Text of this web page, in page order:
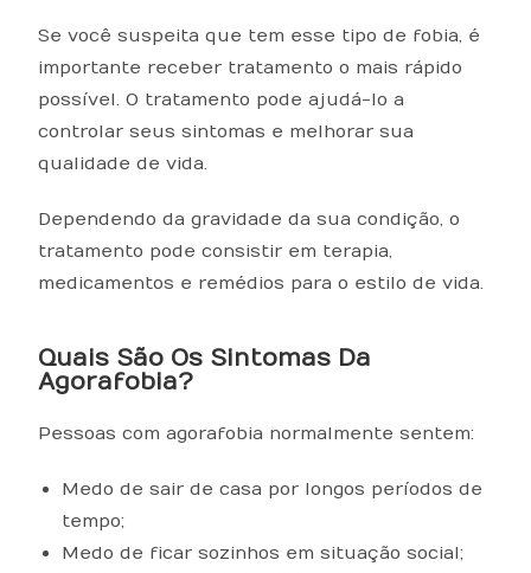
Se você suspeita que tem esse tipo de fobia, é
importante receber tratamento o mais rápido
possível. O tratamento pode ajudá-lo a
controlar seus sintomas e melhorar sua
qualidade de vida.
Dependendo da gravidade da sua condição, o
tratamento pode consistir em terapia,
medicamentos e remédios para o estilo de vida.
Quais São Os Sintomas Da
Agorafobia?
Pessoas com agorafobia normalmente sentem:
Medo de sair de casa por longos períodos de
tempo;
Medo de ficar sozinhos em situação social;